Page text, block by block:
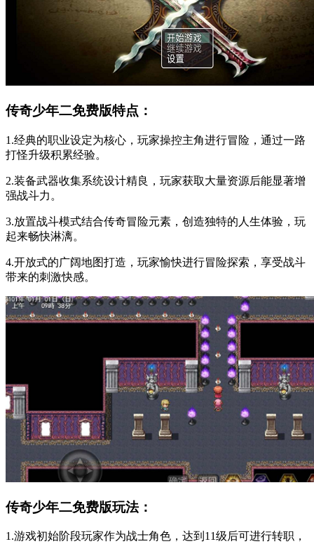
传奇少年二免费版特点：
1.经典的职业设定为核心，玩家操控主角进行冒险，通过一路
打怪升级积累经验。
2.装备武器收集系统设计精良，玩家获取大量资源后能显著增
强战斗力。
3.放置战斗模式结合传奇冒险元素，创造独特的人生体验，玩
起来畅快淋漓。
4.开放式的广阔地图打造，玩家愉快进行冒险探索，享受战斗
带来的刺激快感。
传奇少年二免费版玩法：
1.游戏初始阶段玩家作为战士角色，达到11级后可进行转职，